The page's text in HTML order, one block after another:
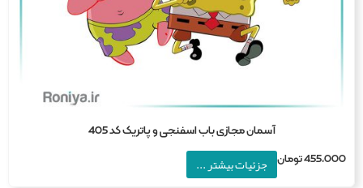
آسمان مجازی باب اسفنجی و پاتریک کد 405
تومان جزئیات بیشتر ...